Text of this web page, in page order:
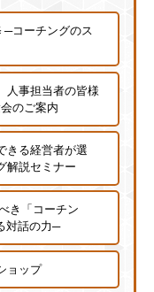
─コーチングのス
人事担当者の皆様
のご案内
きる経営者が選
解説セミナー
き「コーチン
対話の力─
ョップ